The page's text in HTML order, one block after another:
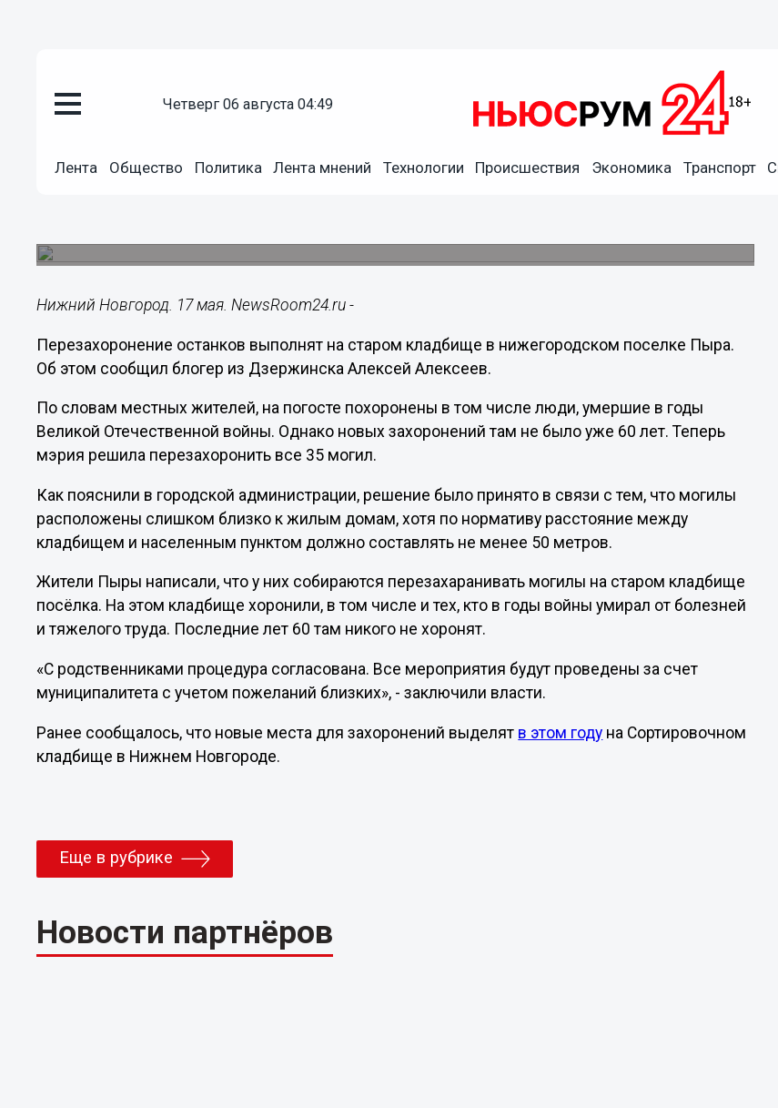
четверг 06 августа 04:49
Лента Общество Политика Лента мнений Технологии Происшествия Экономика Транспорт
Умерших перезахоронят на старом кладбище в
Нижний Новгород. 17 мая. NewsRoom24.ru -
Перезахоронение останков выполнят на старом кладбище в нижегородском поселке Пыра.
Об этом сообщил блогер из Дзержинска Алексей Алексеев.
По словам местных жителей, на погосте похоронены в том числе люди, умершие в годы
Великой Отечественной войны. Однако новых захоронений там не было уже 60 лет. Теперь
мэрия решила перезахоронить все 35 могил.
Как пояснили в городской администрации, решение было принято в связи с тем, что могилы
расположены слишком близко к жилым домам, хотя по нормативу расстояние между
кладбищем и населенным пунктом должно составлять не менее 50 метров.
Жители Пыры написали, что у них собираются перезахаранивать могилы на старом кладбище
посёлка. На этом кладбище хоронили, в том числе и тех, кто в годы войны умирал от болезней
и тяжелого труда. Последние лет 60 там никого не хоронят.
«С родственниками процедура согласована. Все мероприятия будут проведены за счет
муниципалитета с учетом пожеланий близких», - заключили власти.
Ранее сообщалось, что новые места для захоронений выделят в этом году на Сортировочном
кладбище в Нижнем Новгороде.
Еще в рубрике
Новости партнёров